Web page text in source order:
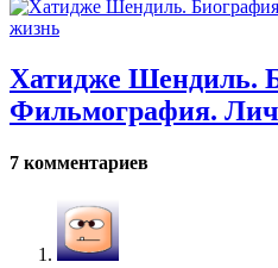
Хатидже Шендиль.
Фильмография.
7 комментариев